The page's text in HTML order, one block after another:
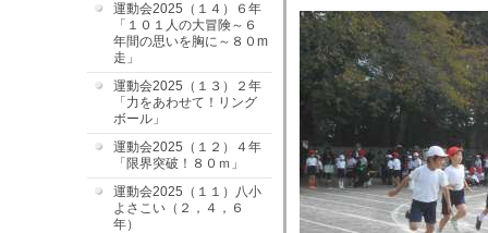
運動会2025（１４）６年
「１０１人の大冒険～６
年間の思いを胸に～８０m
走」
運動会2025（１３）２年
「力をあわせて！リング
ボール」
運動会2025（１２）４年
「限界突破！８０ｍ」
運動会2025（１１）八小
よさこい（２，４，６
年）